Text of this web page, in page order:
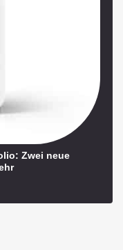
Zwei neue